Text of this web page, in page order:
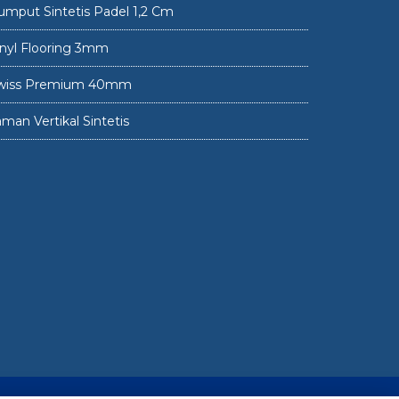
Sintetis Padel 1,2 Cm
Flooring 3mm
Premium 40mm
Vertikal Sintetis